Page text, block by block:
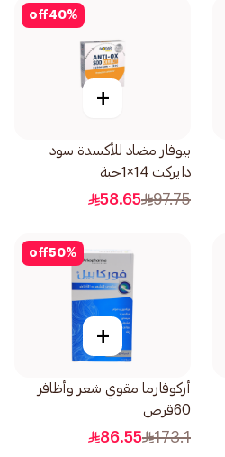
40%
off
+
بيوفار مضاد للأكسدة سود
دايركت 14×1حبة
97.75
58.65
50%
off
+
أركوفارما مقوي شعر وأظافر
60قرص
173.1
86.55